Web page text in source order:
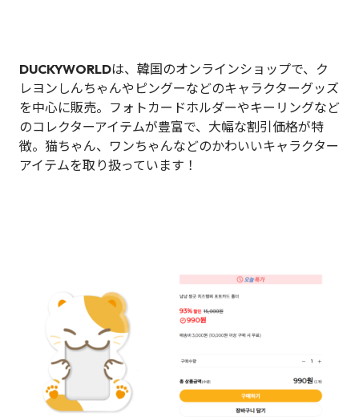
DUCKYWORLDは、韓国のオンラインショップで、ク
レヨンしんちゃんやピングーなどのキャラクターグッズ
を中心に販売。フォトカードホルダーやキーリングなど
のコレクターアイテムが豊富で、大幅な割引価格が特
徴。猫ちゃん、ワンちゃんなどのかわいいキャラクター
アイテムを取り扱っています！